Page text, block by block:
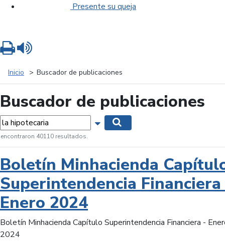
Presente su queja
Inicio Buscador de publicaciones
Buscador de publicaciones
Mostrar opciones de búsqueda
encontraron 40110 resultados.
Boletín Minhacienda
Superintendencia
Enero 2024
Boletín Minhacienda Capítulo Superintendencia Financiera -
2024
Imprimir